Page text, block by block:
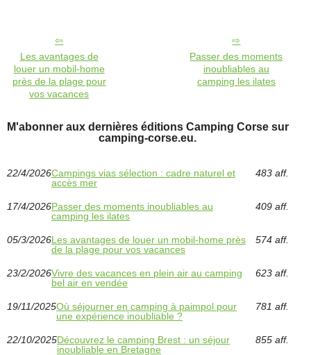
Les avantages de
louer un mobil-home
près de la plage pour
vos vacances
Passer des moments
inoubliables au
camping les ilates
M'abonner aux dernières éditions Camping Corse sur
camping-corse.eu.
22/4/2026Campings vias sélection : cadre naturel et
accès mer
483 aff.
17/4/2026Passer des moments inoubliables au
camping les ilates
409 aff.
05/3/2026Les avantages de louer un mobil-home près
de la plage pour vos vacances
574 aff.
23/2/2026Vivre des vacances en plein air au camping
bel air en vendée
623 aff.
19/11/2025Où séjourner en camping à paimpol pour
une expérience inoubliable ?
781 aff.
22/10/2025Découvrez le camping Brest : un séjour
inoubliable en Bretagne
855 aff.